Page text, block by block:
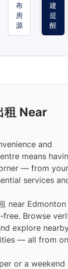
布
房
源
建
提
醒
租 Near
and
means
— from your
services
near Edmonton
free. Browse
explore
— all from
or a weekend